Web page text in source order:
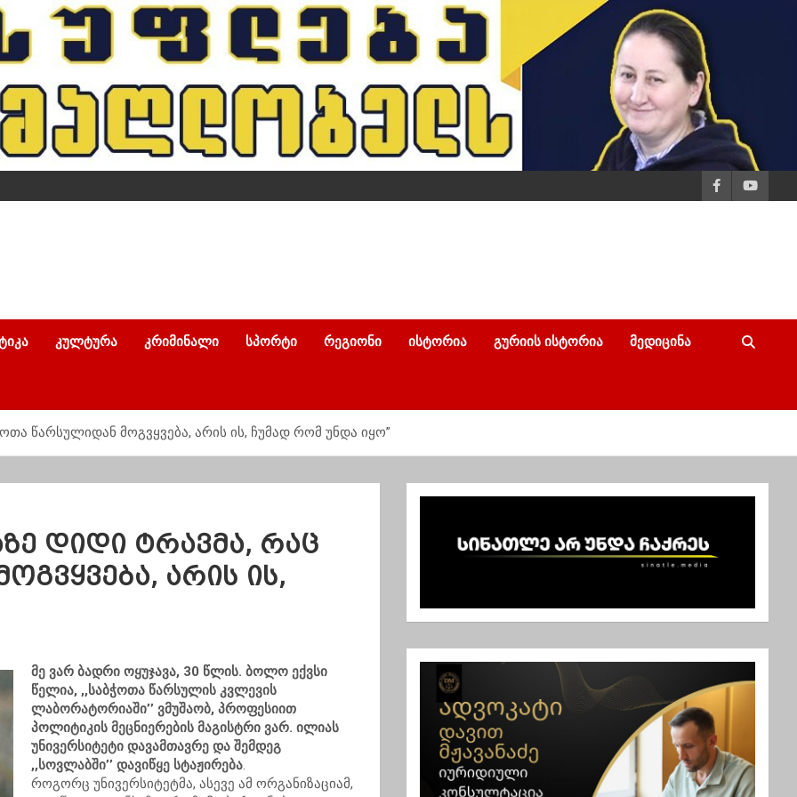
ᲙᲣᲚᲢᲣᲠᲐ ᲙᲠᲘᲛᲘᲜᲐᲚᲘ ᲡᲞᲝᲠᲢᲘ ᲠᲔᲒᲘᲝᲜᲘ ᲘᲡᲢᲝᲠᲘᲐ ᲒᲣᲠᲘᲘᲡ ᲘᲡᲢᲝᲠᲘᲐ ᲛᲔᲓᲘᲪᲘᲜᲐ
წარსულიდან მოგვყვება, არის ის, ჩუმად რომ უნდა იყო”
დიდი ტრავმა, რაც
არის ის,
მე ვარ ბადრი ოყუჯავა, 30 წლის. ბოლო ექვსი
წელია, ,,საბჭოთა წარსულის კვლევის
ლაბორატორიაში’’ ვმუშაობ, პროფესიით
პოლიტიკის მეცნიერების მაგისტრი ვარ. ილიას
უნივერსიტეტი დავამთავრე და შემდეგ
,,სოვლაბში’’ დავიწყე სტაჟირება.
როგორც უნივერსიტეტმა, ასევე ამ ორგანიზაციამ,